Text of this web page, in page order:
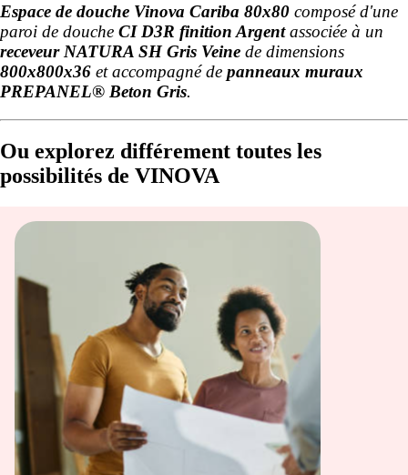
Espace de douche Vinova Cariba 80x80 composé d'une
paroi de douche CI D3R finition Argentassociée à un
receveur NATURA SH Gris Veine de dimensions
800x800x36 et accompagné de panneaux muraux
PREPANEL® Beton Gris.
Ou explorez différement toutes les
possibilités de VINOVA